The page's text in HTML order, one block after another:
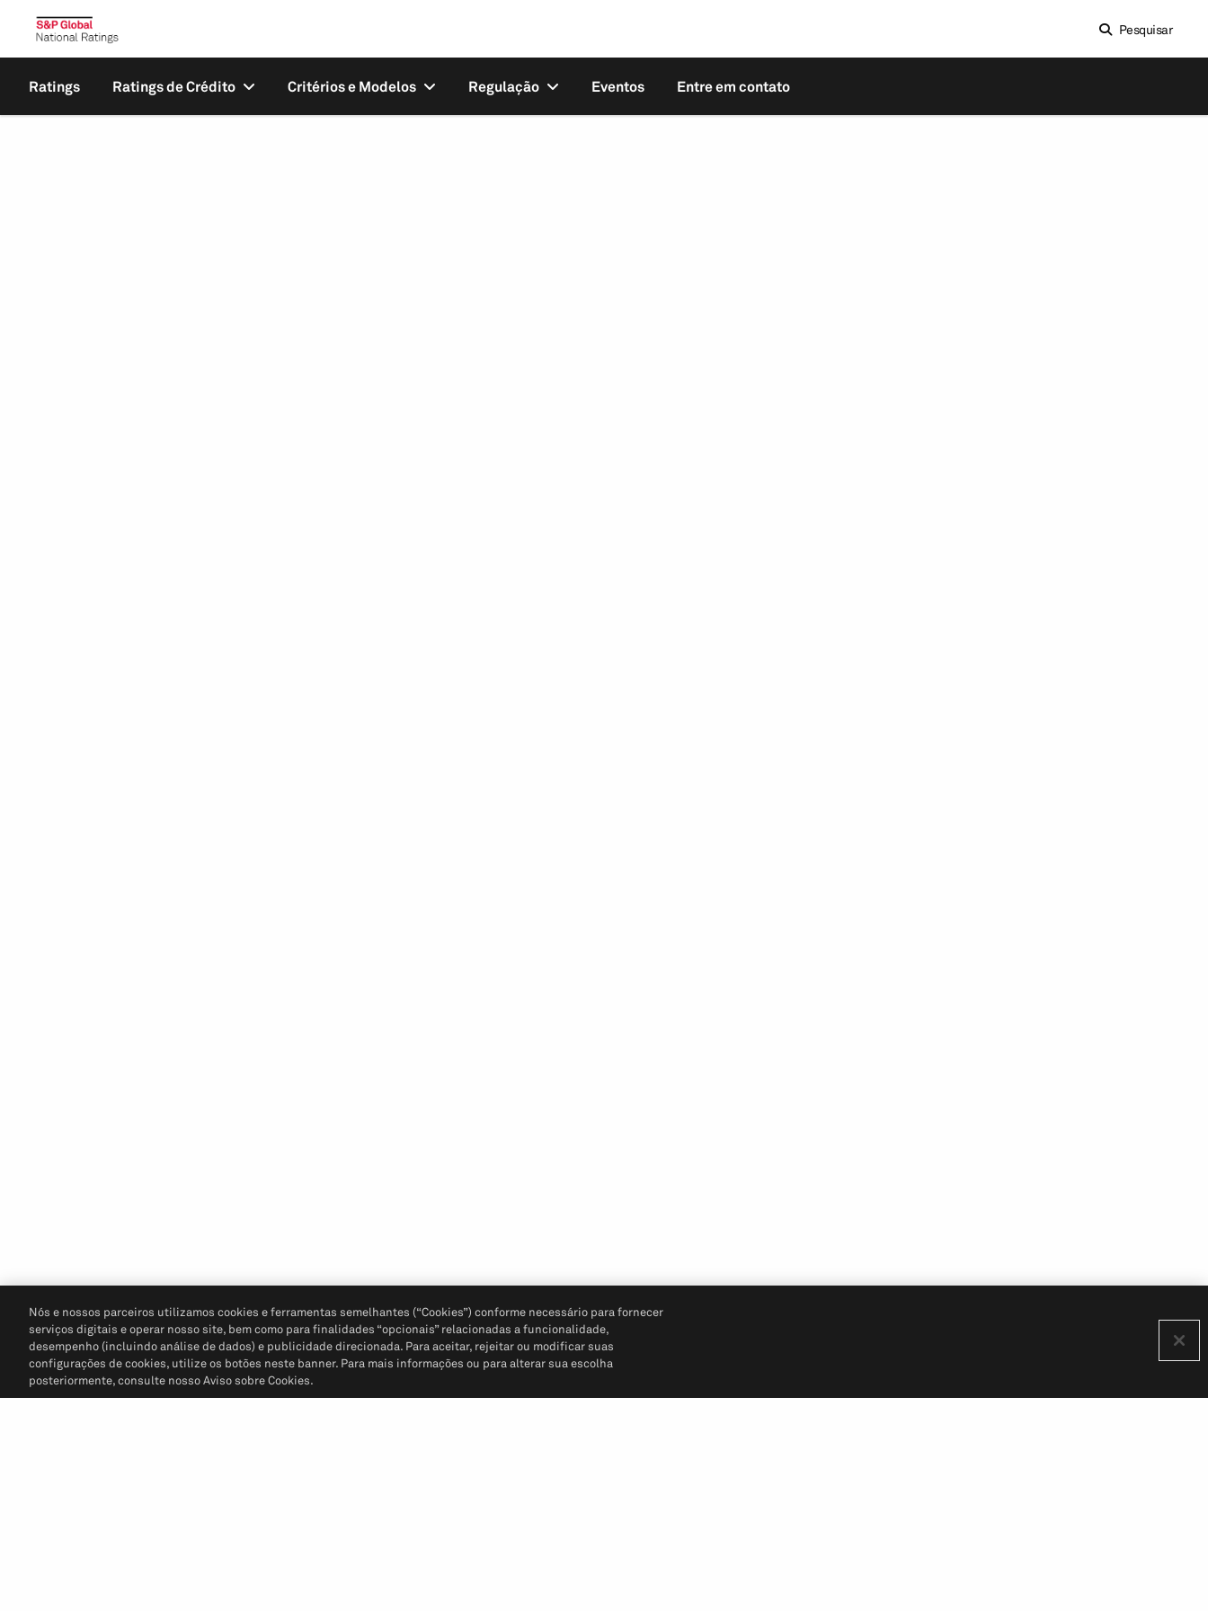
Pesquisar
Ratings Ratings de Crédito Critérios e Modelos Regulação Eventos Entre em contato
Nós e nossos parceiros utilizamos cookies e ferramentas semelhantes (“Cookies”) conforme necessário para fornecer
serviços digitais e operar nosso site, bem como para finalidades “opcionais” relacionadas a funcionalidade,
desempenho (incluindo análise de dados) e publicidade direcionada. Para aceitar, rejeitar ou modificar suas
configurações de cookies, utilize os botões neste banner. Para mais informações ou para alterar sua escolha
posteriormente, consulte nosso Aviso sobre Cookies.